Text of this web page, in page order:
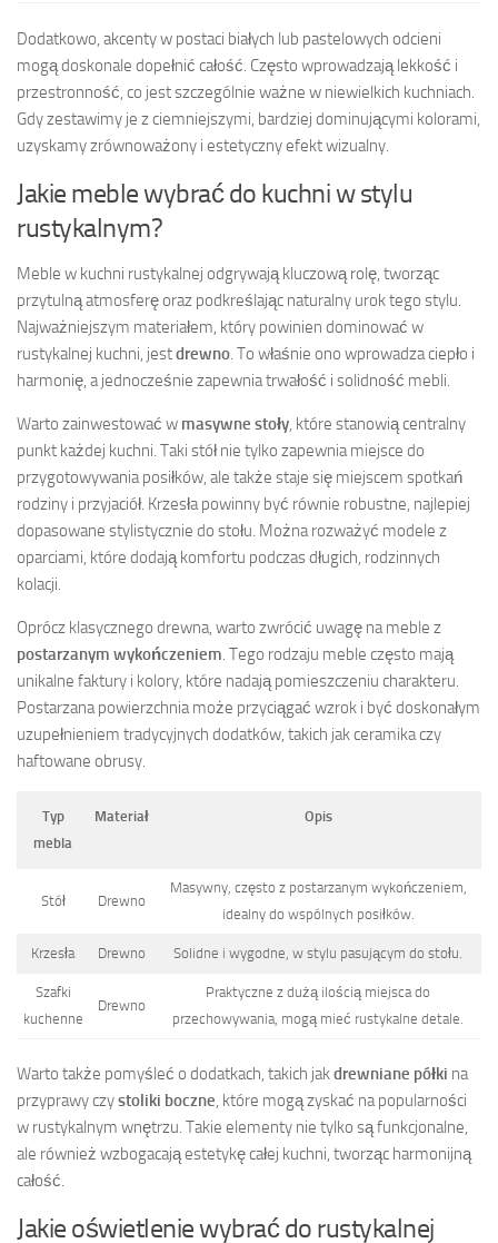
Dodatkowo, akcenty w postaci białych lub pastelowych odcieni
mogą doskonale dopełnić całość. Często wprowadzają lekkość i
przestronność, co jest szczególnie ważne w niewielkich kuchniach.
Gdy zestawimy je z ciemniejszymi, bardziej dominującymi kolorami,
uzyskamy zrównoważony i estetyczny efekt wizualny.
Jakie meble wybrać do kuchni w stylu
rustykalnym?
Meble w kuchni rustykalnej odgrywają kluczową rolę, tworząc
przytulną atmosferę oraz podkreślając naturalny urok tego stylu.
Najważniejszym materiałem, który powinien dominować w
rustykalnej kuchni, jestdrewno . To właśnie ono wprowadza ciepło i
harmonię, a jednocześnie zapewnia trwałość i solidność mebli.
Warto zainwestować w masywne stoły , które stanowią centralny
punkt każdej kuchni. Taki stół nie tylko zapewnia miejsce do
przygotowywania posiłków, ale także staje się miejscem spotkań
rodziny i przyjaciół. Krzesła powinny być równie robustne, najlepiej
dopasowane stylistycznie do stołu. Można rozważyć modele z
oparciami, które dodają komfortu podczas długich, rodzinnych
kolacji.
Oprócz klasycznego drewna, warto zwrócić uwagę na meble z
postarzanym wykończeniem . Tego rodzaju meble często mają
unikalne faktury i kolory, które nadają pomieszczeniu charakteru.
Postarzana powierzchnia może przyciągać wzrok i być doskonałym
uzupełnieniem tradycyjnych dodatków, takich jak ceramika czy
haftowane obrusy.
Typ
mebla
Materiał Opis
Stół Drewno
Masywny, często z postarzanym wykończeniem,
idealny do wspólnych posiłków.
Krzesła Drewno Solidne i wygodne, w stylu pasującym do stołu.
Szafki
kuchenne
Drewno
Praktyczne z dużą ilością miejsca do
przechowywania, mogą mieć rustykalne detale.
Warto także pomyśleć o dodatkach, takich jakdrewniane półki na
przyprawy czystoliki boczne, które mogą zyskać na popularności
w rustykalnym wnętrzu. Takie elementy nie tylko są funkcjonalne,
ale również wzbogacają estetykę całej kuchni, tworząc harmonijną
całość.
Jakie oświetlenie wybrać do rustykalnej